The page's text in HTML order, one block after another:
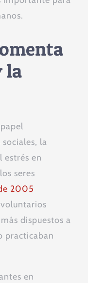
la
la
estrés en
seres
2005
dispuestos a
practicaban
en